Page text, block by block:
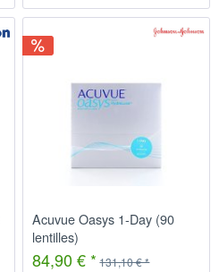
Acuvue Oasys 1-Day (90
lentilles)
84,90 € * 131,10 € *